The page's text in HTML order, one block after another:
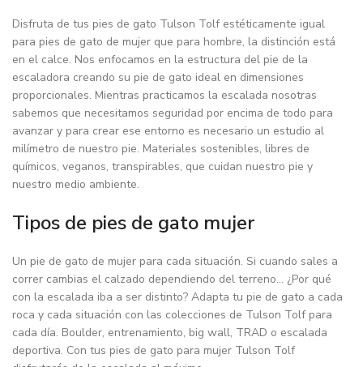
Disfruta de tus pies de gato Tulson Tolf estéticamente igual
para pies de gato de mujer que para hombre, la distinción está
en el calce. Nos enfocamos en la estructura del pie de la
escaladora creando su pie de gato ideal en dimensiones
proporcionales. Mientras practicamos la escalada nosotras
sabemos que necesitamos seguridad por encima de todo para
avanzar y para crear ese entorno es necesario un estudio al
milímetro de nuestro pie. Materiales sostenibles, libres de
químicos, veganos, transpirables, que cuidan nuestro pie y
nuestro medio ambiente.
Tipos de pies de gato mujer
Un pie de gato de mujer para cada situación. Si cuando sales a
correr cambias el calzado dependiendo del terreno… ¿Por qué
con la escalada iba a ser distinto? Adapta tu pie de gato a cada
roca y cada situación con las colecciones de Tulson Tolf para
cada día. Boulder, entrenamiento, big wall, TRAD o escalada
deportiva. Con tus pies de gato para mujer Tulson Tolf